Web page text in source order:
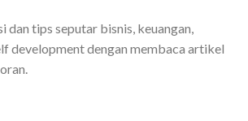
dan tips seputar bisnis, keuangan,
development dengan membaca artikel